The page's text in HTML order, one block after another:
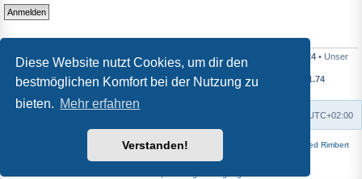
Diese Website nutzt Cookies, um dir den
bestmöglichen Komfort bei der Nutzung zu
bieten. Mehr erfahren
Verstanden!
STATISTIK
Beiträge insgesamt
49940 • Themen insgesamt • Mitglieder insgesamt 124 • Unser
neuestes Mitglied:OleEwald
Durchschnittliche Beiträge pro Tag11.61• Durchschnittliche Themen pro Tag
1.74
Heutige Beiträge
UTC+02:00
® Forum Software © phpBB Limited | Style
Fred Rimbert
Deutsche Übersetzung durchphpBB.de